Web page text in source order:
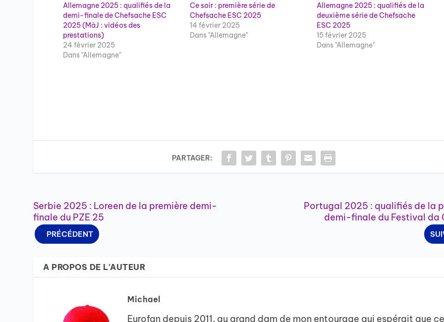
Allemagne 2025 : qualifiés de la
demi-finale de Chefsache ESC
2025 (MàJ : vidéos des
prestations)
24 février 2025
Dans "Allemagne"
Ce soir : première série de
Chefsache ESC 2025
14 février 2025
Dans "Allemagne"
Allemagne 2025 : qualifiés de la
deuxième série de Chefsache
ESC 2025
15 février 2025
Dans "Allemagne"
PARTAGER:
Serbie 2025 : Loreen de la première demi-
finale du PZE 25
PRÉCÉDENT
Portugal 2025 : qualifiés de la
demi-finale du Festival da
A PROPOS DE L'AUTEUR
Michael
Eurofan depuis 2011, au grand dam de mon entourage qui espérait que